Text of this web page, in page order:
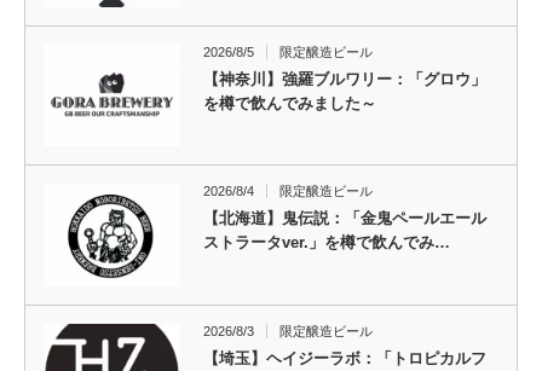
2026/8/5 限定醸造ビール
【神奈川】強羅ブルワリー：「グロウ」
を樽で飲んでみました～
2026/8/4 限定醸造ビール
【北海道】鬼伝説：「金鬼ペールエール
ストラータver.」を樽で飲んでみ…
2026/8/3 限定醸造ビール
【埼玉】ヘイジーラボ：「トロピカルフ